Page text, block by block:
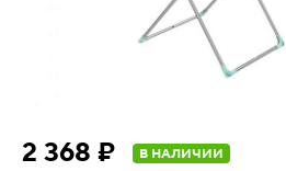
2 368 ₽ В НАЛИЧИИ